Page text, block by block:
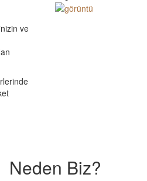
ve
Neden Biz?